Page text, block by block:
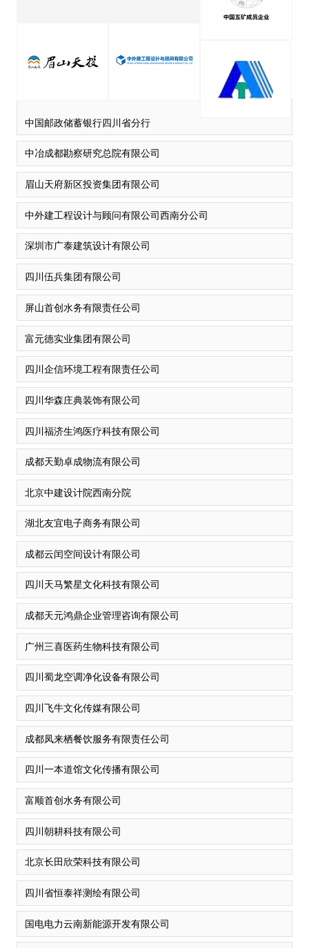
中国邮政储蓄银行四川省分行
中冶成都勘察研究总院有限公司
眉山天府新区投资集团有限公司
中外建工程设计与顾问有限公司西南分公司
深圳市广泰建筑设计有限公司
四川伍兵集团有限公司
屏山首创水务有限责任公司
富元德实业集团有限公司
四川企信环境工程有限责任公司
四川华森庄典装饰有限公司
四川福济生鸿医疗科技有限公司
成都天勤卓成物流有限公司
北京中建设计院西南分院
湖北友宜电子商务有限公司
成都云闰空间设计有限公司
四川天马繁星文化科技有限公司
成都天元鸿鼎企业管理咨询有限公司
广州三喜医药生物科技有限公司
四川蜀龙空调净化设备有限公司
四川飞牛文化传媒有限公司
成都凤来栖餐饮服务有限责任公司
四川一本道馆文化传播有限公司
富顺首创水务有限公司
四川朝耕科技有限公司
北京长田欣荣科技有限公司
四川省恒泰祥测绘有限公司
国电电力云南新能源开发有限公司